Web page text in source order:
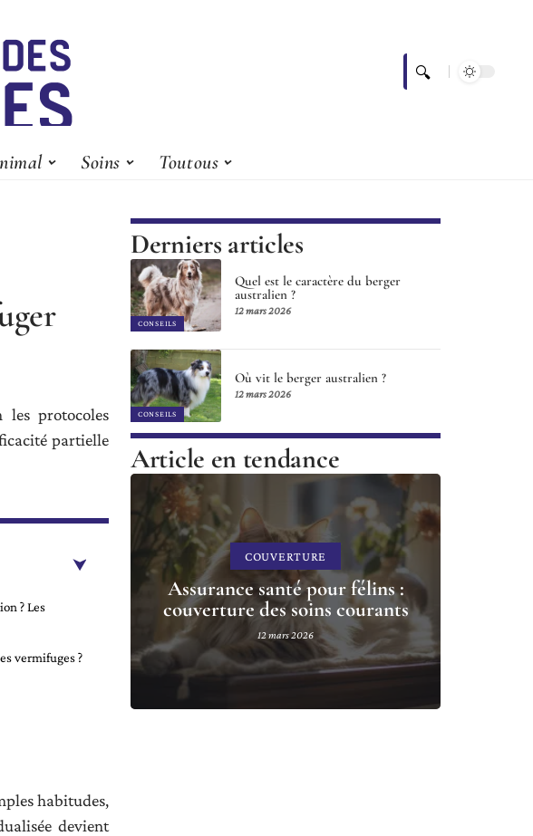
Soins Toutous
les protocoles
partielle
? Les
vermifuges ?
habitudes,
devient
Derniers articles
CONSEILS
Quel est le caractère du berger
australien ?
12 mars 2026
CONSEILS
Où vit le berger australien ?
12 mars 2026
Article en tendance
COUVERTURE
Assurance santé pour félins :
couverture des soins courants
12 mars 2026